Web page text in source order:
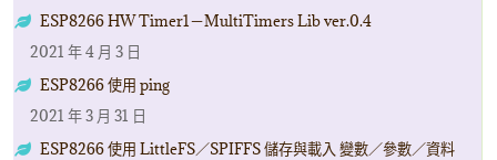
ESP8266 HW Timer1－MultiTimers Lib ver.0.4
2021 年 4 月 3 日
ESP8266 使用 ping
2021 年 3 月 31 日
ESP8266 使用 LittleFS／SPIFFS 儲存與載入 變數／參數／資料